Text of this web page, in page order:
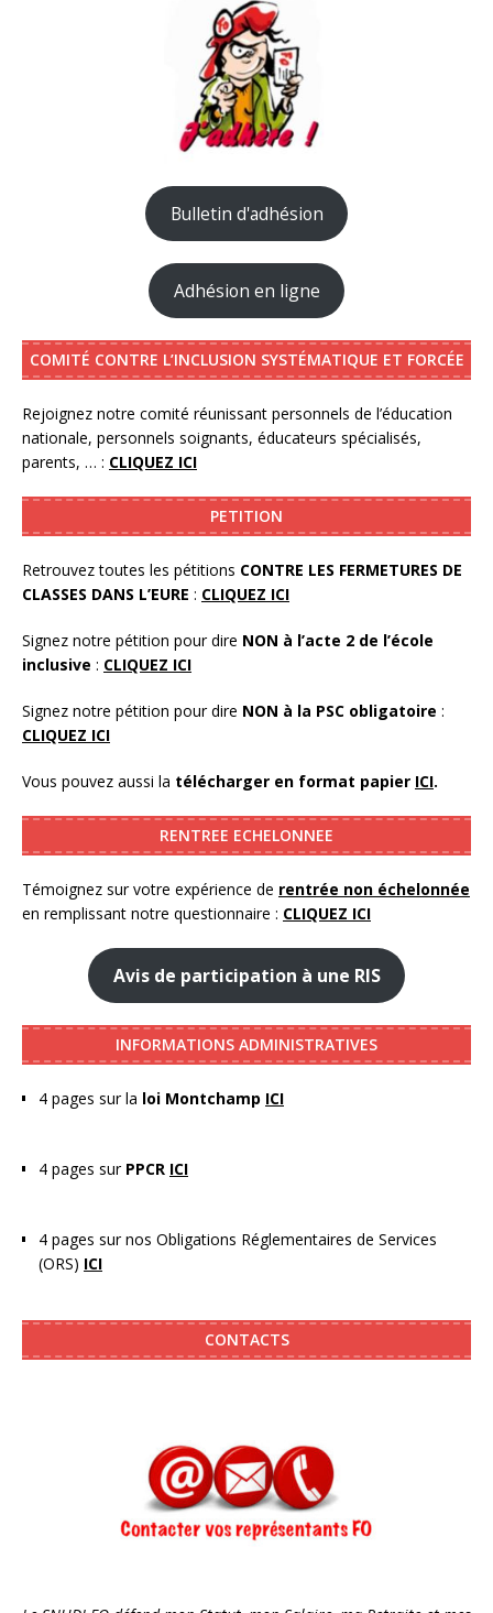
Bulletin d'adhésion
Adhésion en ligne
COMITÉ CONTRE L’INCLUSION SYSTÉMATIQUE ET FORCÉE
Rejoignez notre comité réunissant personnels de l’éducation
nationale, personnels soignants, éducateurs spécialisés,
parents, … : CLIQUEZ ICI
PETITION
Retrouvez toutes les pétitions CONTRE LES FERMETURES DE
CLASSES DANS L’EURE : CLIQUEZ ICI
Signez notre pétition pour dire NON à l’acte 2 de l’école
inclusive : CLIQUEZ ICI
Signez notre pétition pour dire NON à la PSC obligatoire :
CLIQUEZ ICI
Vous pouvez aussi la télécharger en format papier ICI.
RENTREE ECHELONNEE
Témoignez sur votre expérience de rentrée non échelonnée
en remplissant notre questionnaire : CLIQUEZ ICI
Avis de participation à une RIS
INFORMATIONS ADMINISTRATIVES
4 pages sur la loi Montchamp ICI
4 pages sur PPCR ICI
4 pages sur nos Obligations Réglementaires de Services
(ORS) ICI
CONTACTS